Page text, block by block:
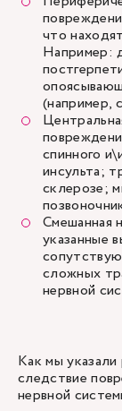
что
Например:
(например,
спинного
инсульта;
склерозе;
Смешанная
указанные
сложных
нервной
Как мы
следствие
нервной